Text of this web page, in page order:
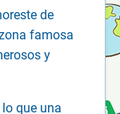
de
famosa
y
que una